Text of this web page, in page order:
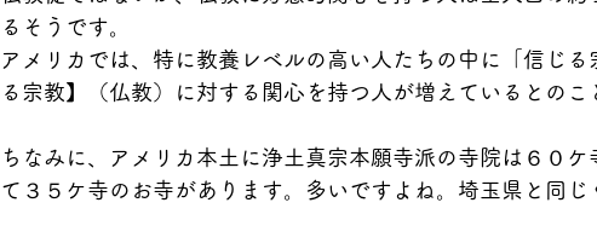
るそうです。
アメリカでは、特に教養レベルの高い人たちの中に「信じ
る宗教】（仏教）に対する関心を持つ人が増えているとのこ
ちなみに、アメリカ本土に浄土真宗本願寺派の寺院は６０
て３５ケ寺のお寺があります。多いですよね。埼玉県と同じ